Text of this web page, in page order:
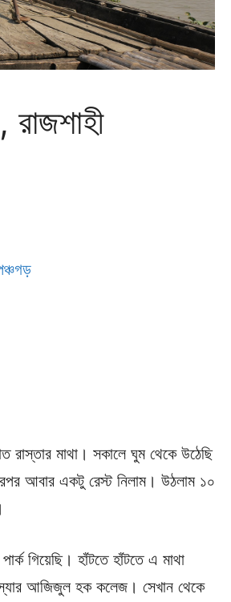
রাস্তার মাথা। সকালে ঘুম থেকে উঠেছি
আবার একটু রেস্ট নিলাম। উঠলাম ১০
গিয়েছি। হাঁটতে হাঁটতে এ মাথা
আজিজুল হক কলেজ। সেখান থেকে